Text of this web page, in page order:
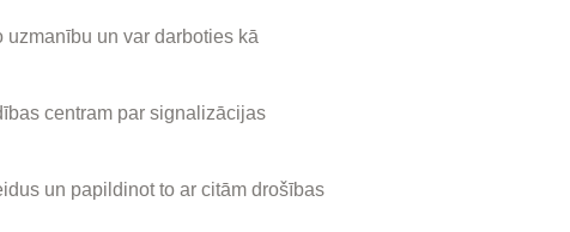
un var darboties kā
centram par signalizācijas
un papildinot to ar citām drošības